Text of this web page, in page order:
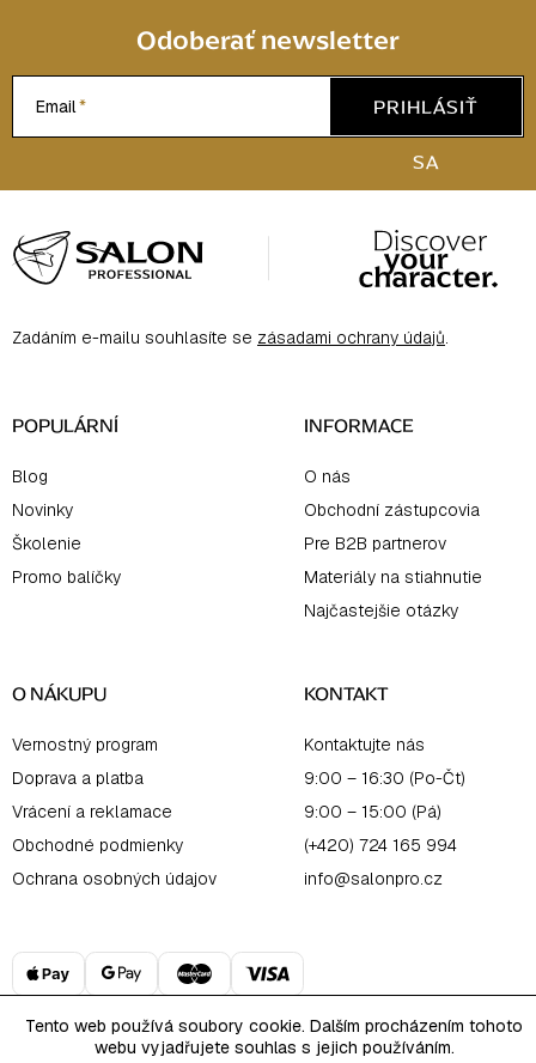
Tento web používá soubory cookie. Dalším procházením tohoto
webu vyjadřujete souhlas s jejich používáním.
Odoberať newsletter
Email
PRIHLÁSIŤ
SA
á
p
e
Zadáním e-mailu souhlasíte se zásadami ochrany údajů.
POPULÁRNÍ
Blog
Novinky
Školenie
Promo balíčky
INFORMACE
O nás
Obchodní zástupcovia
Pre B2B partnerov
Materiály na stiahnutie
Najčastejšie otázky
O NÁKUPU
Vernostný program
Doprava a platba
Vrácení a reklamace
Obchodné podmienky
Ochrana osobných údajov
KONTAKT
Kontaktujte nás
9:00 – 16:30 (Po-Čt)
9:00 – 15:00 (Pá)
(+420) 724 165 994
info@salonpro.cz